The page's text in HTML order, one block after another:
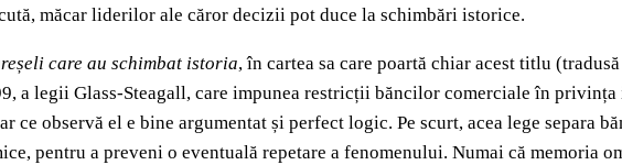
măcar liderilor ale căror decizii pot duce la schimbări istorice.
care au schimbat istoria, în cartea sa care poartă chiar acest titlu
a legii Glass-Steagall, care impunea restricții băncilor comerciale în
observă el e bine argumentat și perfect logic. Pe scurt, acea lege separa
pentru a preveni o eventuală repetare a fenomenului. Numai că memoria